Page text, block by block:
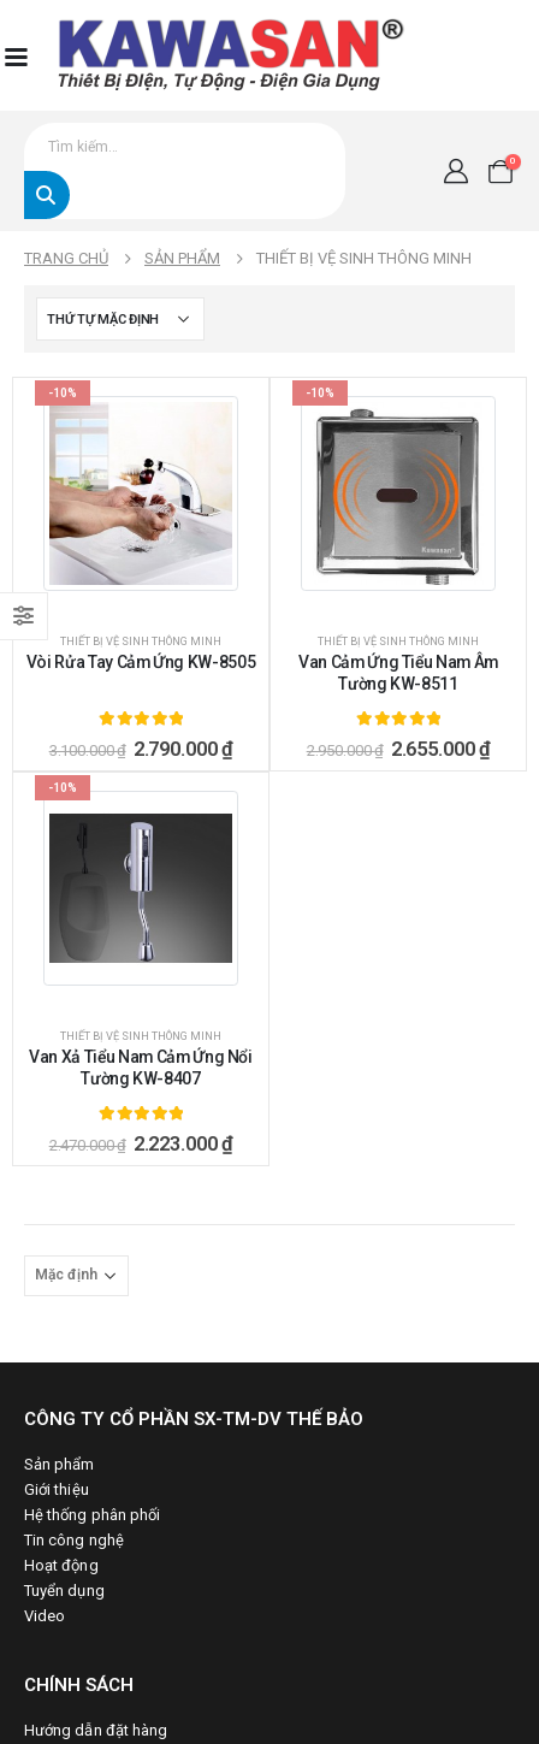
0
TRANG CHỦ SẢN PHẨM THIẾT BỊ VỆ SINH THÔNG MINH
-10%
THIẾT BỊ VỆ SINH THÔNG MINH
Vòi Rửa Tay Cảm Ứng KW-8505
5.00ngoài 5
3.100.000₫ 2.790.000₫
-10%
THIẾT BỊ VỆ SINH THÔNG MINH
Van Cảm Ứng Tiểu Nam Âm
Tường KW-8511
5.00ngoài 5
2.950.000₫ 2.655.000₫
-10%
THIẾT BỊ VỆ SINH THÔNG MINH
Van Xả Tiểu Nam Cảm Ứng Nổi
Tường KW-8407
5.00ngoài 5
2.470.000₫ 2.223.000₫
CÔNG TY CỔ PHẦN SX-TM-DV THẾ BẢO
Sản phẩm
Giới thiệu
Hệ thống phân phối
Tin công nghệ
Hoạt động
Tuyển dụng
Video
CHÍNH SÁCH
Hướng dẫn đặt hàng